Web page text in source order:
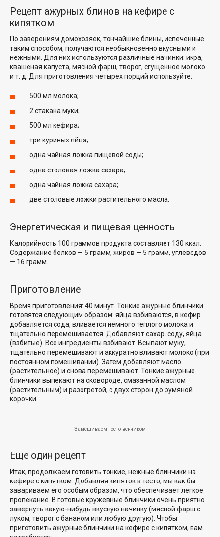
Рецепт ажурных блинов на кефире с
кипятком
По заверениям домохозяек, тончайшие блины, испеченные
таким способом, получаются необыкновенно вкусными и
нежными. Для них используются различные начинки: икра,
квашеная капуста, мясной фарш, творог, сгущенное молоко
и т. д. Для приготовления четырех порций используйте:
500 мл молока;
2 стакана муки;
500 мл кефира;
три куриных яйца;
одна чайная ложка пищевой соды;
одна столовая ложка сахара;
одна чайная ложка сахара;
две столовые ложки растительного масла.
Энергетическая и пищевая ценность
Калорийность 100 граммов продукта составляет 130 ккал.
Содержание белков — 5 грамм, жиров — 5 грамм, углеводов
— 16 грамм.
Приготовление
Время приготовления: 40 минут. Тонкие ажурные блинчики
готовятся следующим образом: яйца взбиваются, в кефир
добавляется сода, вливается немного теплого молока и
тщательно перемешивается. Добавляют сахар, соду, яйца
(взбитые). Все ингредиенты взбивают. Всыпают муку,
тщательно перемешивают и аккуратно вливают молоко (при
постоянном помешивании). Затем добавляют масло
(растительное) и снова перемешивают. Тонкие ажурные
блинчики выпекают на сковороде, смазанной маслом
(растительным) и разогретой, с двух сторон до румяной
корочки.
Замешиваем тесто венчиком
Еще один рецепт
Итак, продолжаем готовить тонкие, нежные блинчики на
кефире с кипятком. Добавляя кипяток в тесто, мы как бы
завариваем его особым образом, что обеспечивает легкое
пропекание. В готовые кружевные блинчики очень приятно
завернуть какую-нибудь вкусную начинку (мясной фарш с
луком, творог с бананом или любую другую). Чтобы
приготовить ажурные блинчики на кефире с кипятком, вам